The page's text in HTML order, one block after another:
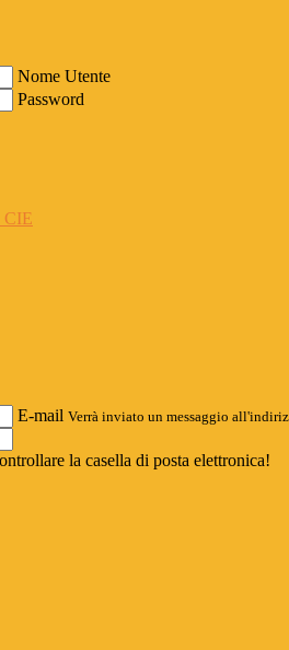
Nome Utente
Password
CIE
E-mail Verrà inviato un messaggio
la casella di posta elettronica!